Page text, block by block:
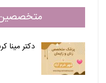
متخصصین
دکتر مینا